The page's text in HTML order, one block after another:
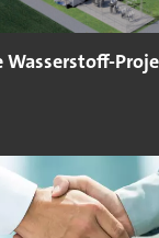
Wasserstoff-